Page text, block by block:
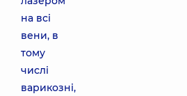
на всі
вени, в
тому
числі
варикозні,